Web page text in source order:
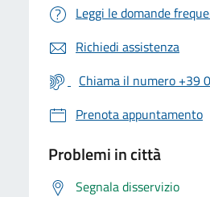
Leggi le domande
Richiedi assistenza
Chiama il numero +39
Prenota appuntamento
Problemi in città
Segnala disservizio